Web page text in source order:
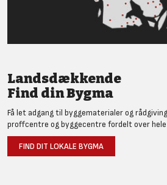
Landsdækkende
Find din Bygma
Få let adgang til byggematerialer og
proffcentre og byggecentre fordelt over
FIND DIT LOKALE BYGMA